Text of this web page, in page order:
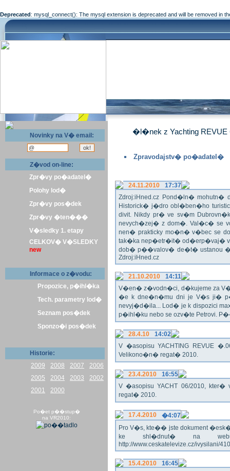
Deprecated: mysql_connect(): The mysql extension is deprecated and will be removed in
Novinky na V� email:
Z�vod on-line:
Zpr�vy po�adatel�
Polohy lod�
Zpr�vy pos�dek
Zpr�vy �ten���
V�sledky 1. etapy
CELKOV� V�SLEDKY
new
Informace o z�vodu:
Propozice, p�ihl�ka
Tech. parametry lod�
Seznam pos�dek
Sponzo�i pos�dek
Historie:
2009
2008 2007
2006
2005
2004 2003
2002
2001
2000
Po�et p��stup�
na VR2010:
�l�nek z Yachting REVUE
Zpravodajstv� po�adatel�
24.11.2010
17:37
Zdroj:iHned.cz Pond�ln�
Historick� j�dro obl�ben�ho
divit. Nikdy pr� ve sv�m
nevych�zej� z dom�. Val�c� se
nen� prakticky mo�n� v�bec se
tak�ka nep�etr�it� od�erp�vaj�
dob� p��valov� de�t� ustanou
Zdroj:iHned.cz
21.10.2010
14:11
V�en� z�vodn�ci, d�kujeme za V�
�e k dne�n�mu dni je V�s ji�
nevyj�d�ila... Lod� je k dispozici
p�ihl�ku nebo se ozv�te Petrovi.
28.4.10
14:02
V �asopisu YACHTING REVUE
Velikono�n� regat� 2010.
23.4.2010
16:55
V �asopisu YACHT 06/2010,
regat� 2010.
17.4.2010
�4:07
Pro V�s, kte�� jste dokument
ke shl�dnut� na
http://www.ceskatelevize.cz/ivysilani/
15.4.2010
16:45